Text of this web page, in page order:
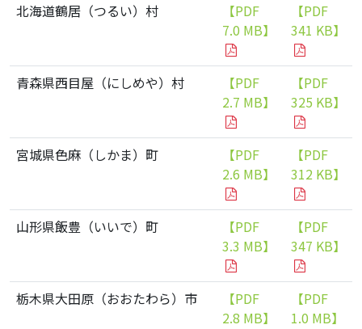
北海道鶴居（つるい）村
【PDF
7.0 MB】
【PDF
341 KB】
青森県西目屋（にしめや）村
【PDF
2.7 MB】
【PDF
325 KB】
宮城県色麻（しかま）町
【PDF
2.6 MB】
【PDF
312 KB】
山形県飯豊（いいで）町
【PDF
3.3 MB】
【PDF
347 KB】
栃木県大田原（おおたわら）市
【PDF
2.8 MB】
【PDF
1.0 MB】